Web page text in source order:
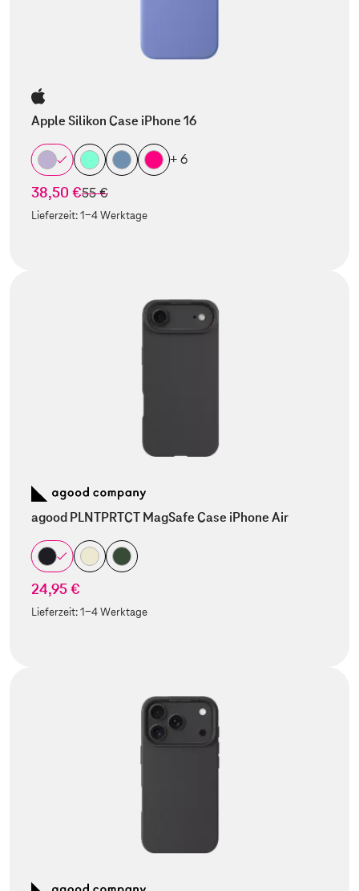
Apple Silikon Case iPhone 16
+ 6
38,50 €statt
55 €
Lieferzeit:1-4 Werktage
agood PLNTPRTCT MagSafe Case iPhone Air
24,95 €
Lieferzeit:1-4 Werktage